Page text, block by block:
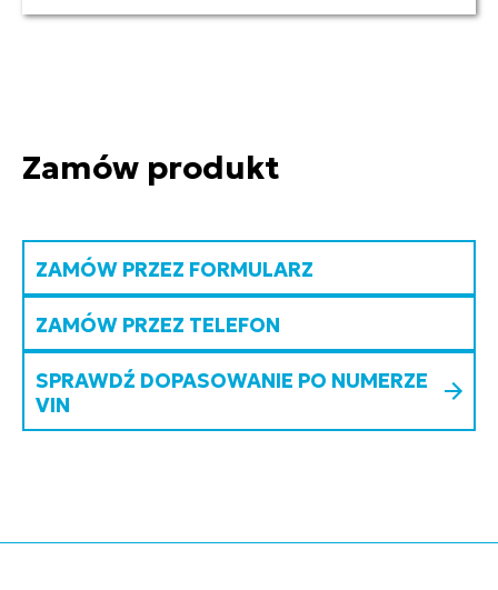
Zamów produkt
ZAMÓW PRZEZ FORMULARZ
ZAMÓW PRZEZ TELEFON
SPRAWDŹ DOPASOWANIE PO NUMERZE
VIN